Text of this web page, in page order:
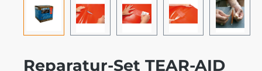
Reparatur-Set TEAR-AID